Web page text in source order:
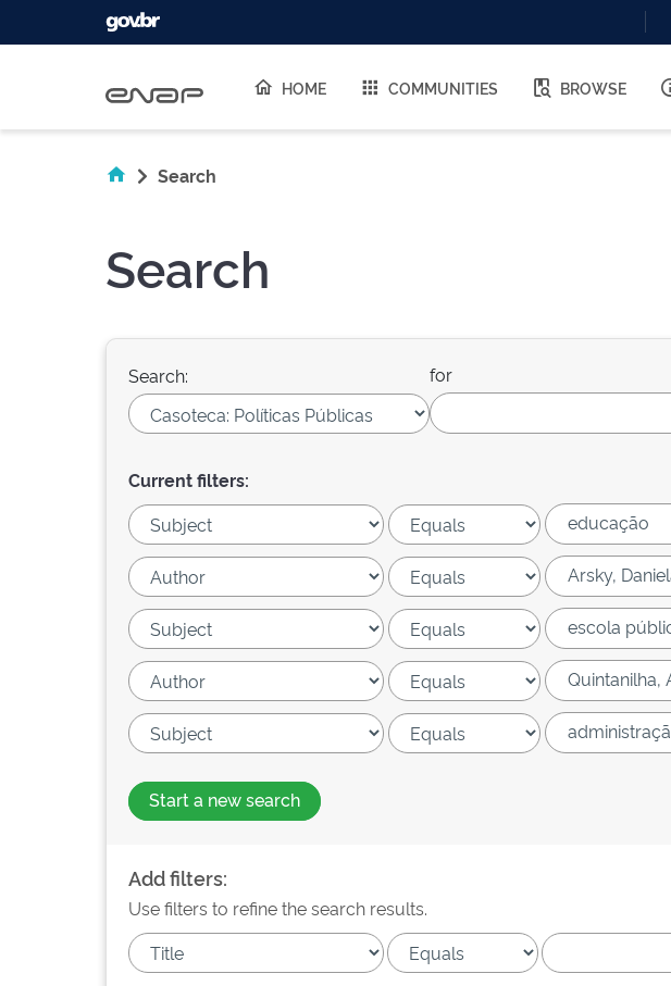
HOME COMMUNITIES BROWSE
Search
Search
Search: for
Current filters:
Start a new search
Add filters:
Use filters to refine the search results.